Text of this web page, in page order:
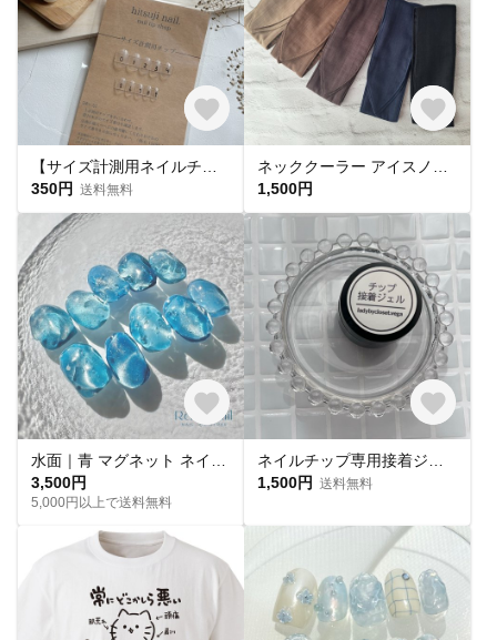
350円 送料無料
1,500円
3,500円
5,000円以上で送料無料
1,500円 送料無料